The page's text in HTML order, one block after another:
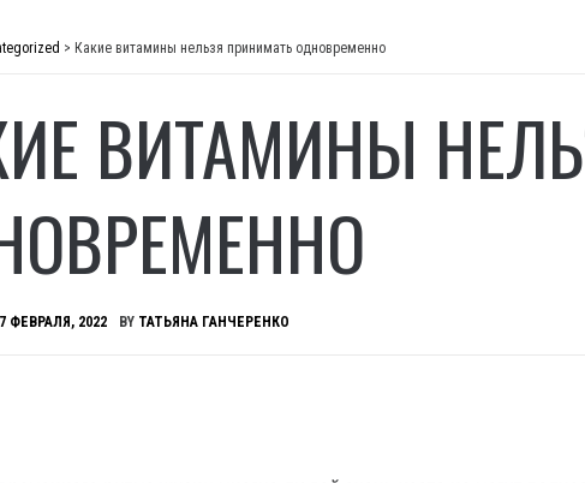
> Какие витамины нельзя принимать одновременно
ВИТАМИНЫ
7 ФЕВРАЛЯ, 2022 BY ТАТЬЯНА ГАНЧЕРЕНКО